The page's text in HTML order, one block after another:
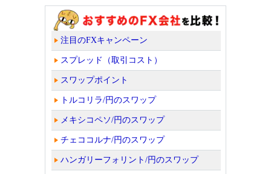
注目のFXキャンペーン
スプレッド（取引コスト）
スワップポイント
トルコリラ/円のスワップ
メキシコペソ/円のスワップ
チェココルナ/円のスワップ
ハンガリーフォリント/円のスワップ